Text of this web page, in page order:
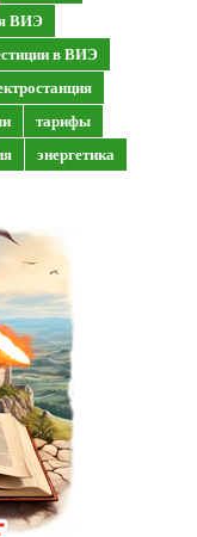
ВИЭ
в ВИЭ
тарифы
энергетика